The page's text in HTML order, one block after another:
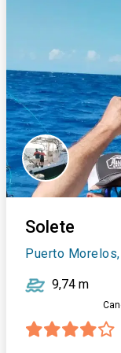
Solete
Puerto
9,74 m